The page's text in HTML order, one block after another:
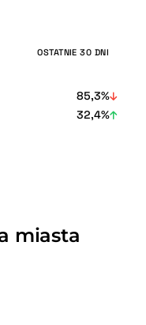
OSTATNIE 30 DNI
85,3%
32,4%
miasta